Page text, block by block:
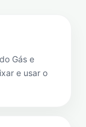
Gás e
e usar o